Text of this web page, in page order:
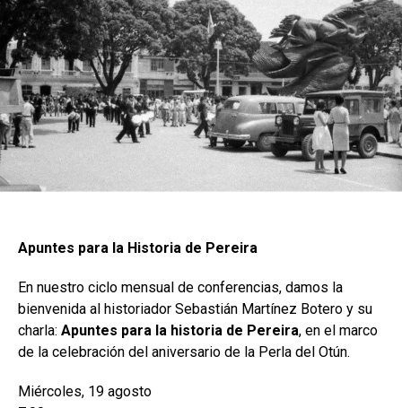
Apuntes para la Historia de Pereira
En nuestro ciclo mensual de conferencias, damos la
bienvenida al historiador Sebastián Martínez Botero y su
charla: Apuntes para la historia de Pereira, en el marco
de la celebración del aniversario de la Perla del Otún.
Miércoles, 19 agosto